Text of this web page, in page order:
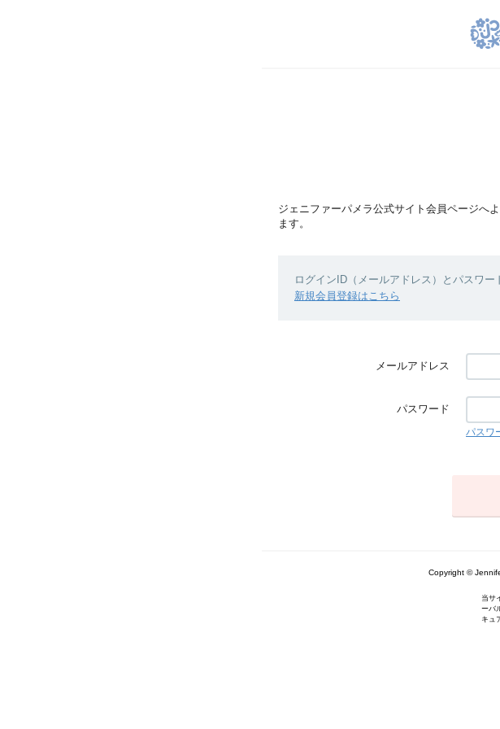
ジェニファーパメラ公式サイト会員ページへ
ます。
ログインID（メールアドレス）とパスワー
新規会員登録はこちら
メールアドレス
パスワード
パスワ
Copyright ©
当サ
ーバ
キュ